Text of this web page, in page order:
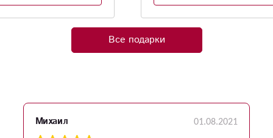
Все подарки
Михаил 01.08.2021